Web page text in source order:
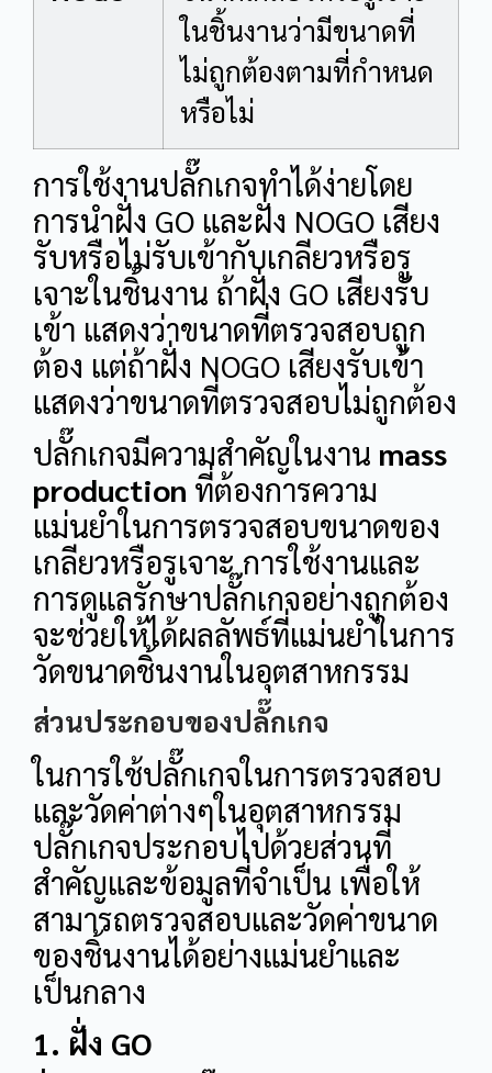
ในชิ้นงานว่ามีขนาดที่
ไม่ถูกต้องตามที่กำหนด
หรือไม่
การใช้งานปลั๊กเกจทำได้ง่ายโดย
การนำฝั่ง GO และฝั่ง NOGO เสียง
รับหรือไม่รับเข้ากับเกลียวหรือรู
เจาะในชิ้นงาน ถ้าฝั่ง GO เสียงรับ
เข้า แสดงว่าขนาดที่ตรวจสอบถูก
ต้อง แต่ถ้าฝั่ง NOGO เสียงรับเข้า
แสดงว่าขนาดที่ตรวจสอบไม่ถูกต้อง
ปลั๊กเกจมีความสำคัญในงาน mass
production ที่ต้องการความ
แม่นยำในการตรวจสอบขนาดของ
เกลียวหรือรูเจาะ การใช้งานและ
การดูแลรักษาปลั๊กเกจอย่างถูกต้อง
จะช่วยให้ได้ผลลัพธ์ที่แม่นยำในการ
วัดขนาดชิ้นงานในอุตสาหกรรม
ส่วนประกอบของปลั๊กเกจ
ในการใช้ปลั๊กเกจในการตรวจสอบ
และวัดค่าต่างๆในอุตสาหกรรม
ปลั๊กเกจประกอบไปด้วยส่วนที่
สำคัญและข้อมูลที่จำเป็น เพื่อให้
สามารถตรวจสอบและวัดค่าขนาด
ของชิ้นงานได้อย่างแม่นยำและ
เป็นกลาง
1. ฝั่ง GO